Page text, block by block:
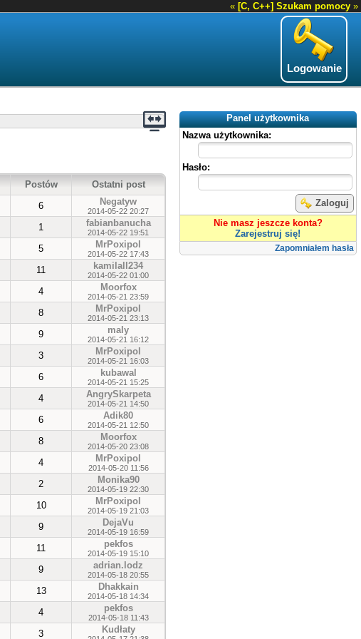
« [C, C++] Szukam pomocy »
Logowanie
Panel użytkownika
Nazwa użytkownika:
Hasło:
Zaloguj
Nie masz jeszcze konta?
Zarejestruj się!
Zapomniałem hasła
Postów
Ostatni post
6 Negatyw
2014-05-22 20:27
1 fabianbanucha
2014-05-22 19:51
5 MrPoxipol
2014-05-22 17:43
11 kamilall234
2014-05-22 01:00
4 Moorfox
2014-05-21 23:59
8 MrPoxipol
2014-05-21 23:13
9 maly
2014-05-21 16:12
3 MrPoxipol
2014-05-21 16:03
6 kubawal
2014-05-21 15:25
4 AngrySkarpeta
2014-05-21 14:50
6 Adik80
2014-05-21 12:50
8 Moorfox
2014-05-20 23:08
4 MrPoxipol
2014-05-20 11:56
2 Monika90
2014-05-19 22:30
10 MrPoxipol
2014-05-19 21:03
9 DejaVu
2014-05-19 16:59
11 pekfos
2014-05-19 15:10
9 adrian.lodz
2014-05-18 20:55
13 Dhakkain
2014-05-18 14:34
4 pekfos
2014-05-18 11:43
3 Kudłaty